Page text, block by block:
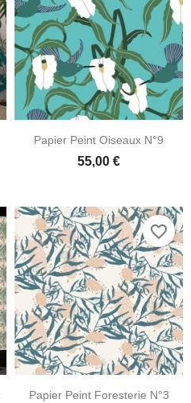
Papier Peint Oiseaux N°9
55,00 €
Papier Peint Foresterie N°3
favorite_border